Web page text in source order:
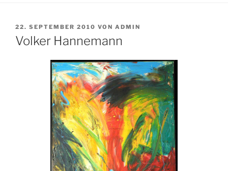
VERÖFFENTLICHT
AM
22. SEPTEMBER 2010 VON ADMIN
Volker Hannemann